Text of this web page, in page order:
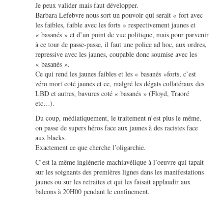
Je peux valider mais faut développer.
Barbara Lefebvre nous sort un pouvoir qui serait « fort avec
les faibles, faible avec les forts » respectivement jaunes et
« basanés » et d’un point de vue politique, mais pour parvenir
à ce tour de passe-passe, il faut une police ad hoc, aux ordres,
repressive avec les jaunes, coupable donc soumise avec les
« basanés ».
Ce qui rend les jaunes faibles et les « basanés »forts, c’est
zéro mort coté jaunes et ce, malgré les dégats collatéraux des
LBD et autres, bavures coté « basanés » (Floyd, Traoré
etc…).
Du coup, médiatiquement, le traitement n’est plus le même,
on passe de supers héros face aux jaunes à des racistes face
aux blacks.
Exactement ce que cherche l’oligarchie.
C’est la même ingiénerie machiavélique à l’oeuvre qui tapait
sur les soignants des premières lignes dans les manifestations
jaunes ou sur les retraites et qui les faisait applaudir aux
balcons à 20H00 pendant le confinement.